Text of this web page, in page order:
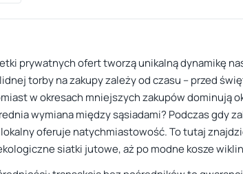
prywatnych ofert tworzą unikalną dynamikę
torby na zakupy zależy od czasu – przed
w okresach mniejszych zakupów dominują
wymiana między sąsiadami? Podczas gdy
oferuje natychmiastowość. To tutaj
siatki jutowe, aż po modne kosze